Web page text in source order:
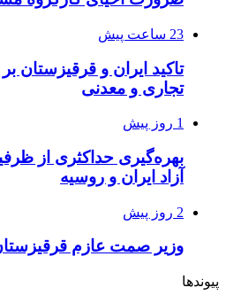
23 ساعت پیش
تاکید ایران و
تجاری و معدنی
1 روز پیش
بهره‌گیری حداکثری از
آزاد ایران و روسیه
2 روز پیش
وزیر صمت عازم
پیوندها